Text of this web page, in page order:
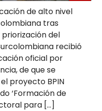
de alto nivel
tras
del
recibió
oficial por
de que se
proyecto BPIN
‘Formación de
para […]